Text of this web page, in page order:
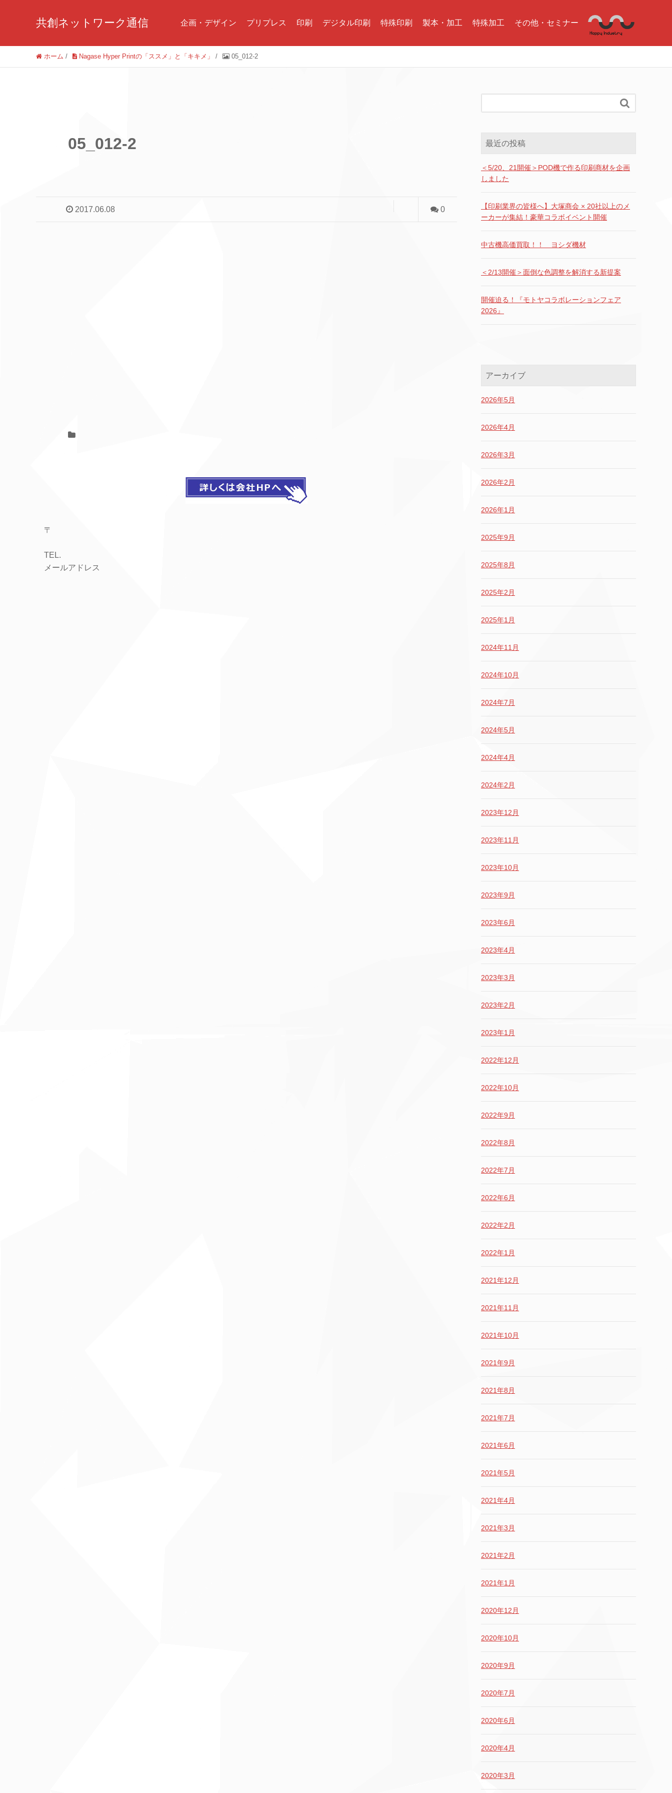
共創ネットワーク通信 企画・デザイン プリプレス 印刷 デジタル印刷 特殊印刷 製本・加工 特殊加工 その他・セミナー
ホーム / Nagase Hyper Printの「ススメ」と「キキメ」 / 05_012-2
05_012-2
2017.06.08 0
〒
TEL.
メールアドレス

最近の投稿
＜5/20、21開催＞POD機で作る印刷商材を企画
しました
【印刷業界の皆様へ】大塚商会 × 20社以上のメ
ーカーが集結！豪華コラボイベント開催
中古機高価買取！！ ヨシダ機材
＜2/13開催＞面倒な色調整を解消する新提案
開催迫る！『モトヤコラボレーションフェア
2026』
アーカイブ
2026年5月
2026年4月
2026年3月
2026年2月
2026年1月
2025年9月
2025年8月
2025年2月
2025年1月
2024年11月
2024年10月
2024年7月
2024年5月
2024年4月
2024年2月
2023年12月
2023年11月
2023年10月
2023年9月
2023年6月
2023年4月
2023年3月
2023年2月
2023年1月
2022年12月
2022年10月
2022年9月
2022年8月
2022年7月
2022年6月
2022年2月
2022年1月
2021年12月
2021年11月
2021年10月
2021年9月
2021年8月
2021年7月
2021年6月
2021年5月
2021年4月
2021年3月
2021年2月
2021年1月
2020年12月
2020年10月
2020年9月
2020年7月
2020年6月
2020年4月
2020年3月